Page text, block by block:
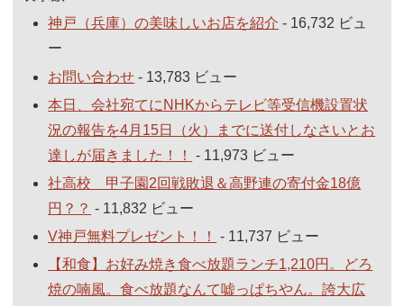
神戸（兵庫）の美味しいお店を紹介 - 16,732 ビュ
ー
お問い合わせ - 13,783 ビュー
本日、会社宛てにNHKからテレビ等受信機設置状
況の報告を4月15日（火）までに送付しなさいとお
達しが届きました！！
- 11,973 ビュー
社高校 甲子園2回戦敗退＆高野連の寄付金18億
円？？ - 11,832 ビュー
V神戸無料プレゼント！！
- 11,737 ビュー
【和食】お好み焼き食べ放題ランチ1,210円。どろ
焼の喃風。食べ放題なんて嘘っぱちやん。誇大広